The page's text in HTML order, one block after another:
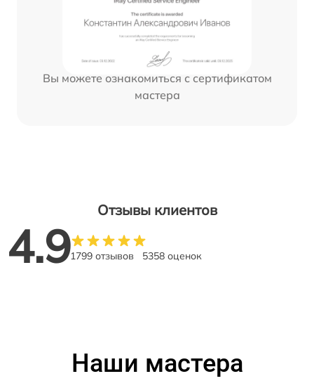
Вы можете ознакомиться с сертификатом
мастера
Отзывы клиентов
4.91799 отзывов 5358 оценок
Наши мастера